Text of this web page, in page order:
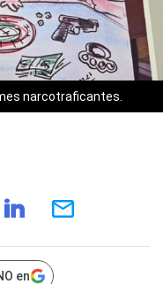
narcotraficantes.
en